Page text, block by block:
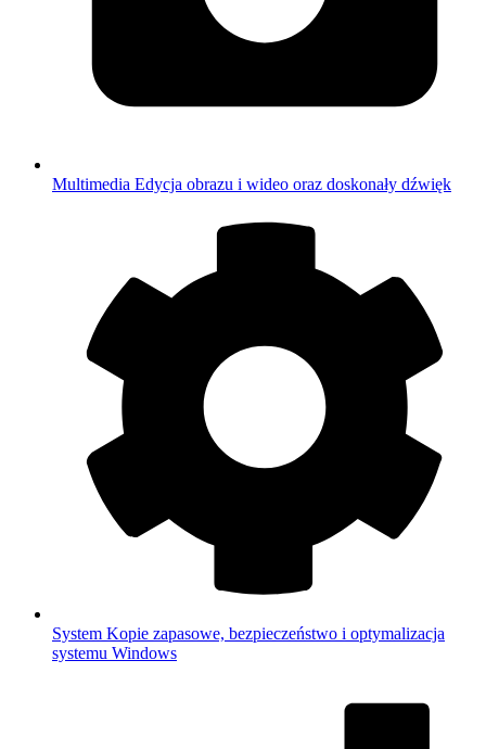
Multimedia Edycja obrazu i wideo oraz doskonały dźwięk
System Kopie zapasowe, bezpieczeństwo i optymalizacja
systemu Windows